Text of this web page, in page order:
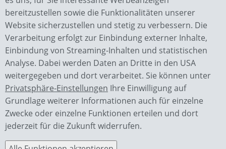
Wächter GmbH
Bauunternehmen
Piesauer Str. 4a
98724 Neuhaus OT Lichte
Kontakt
0049 36701 / 2770
info@waechterbau.de
bereitzustellen sowie die Funktionalitäten unserer
Website sicherzustellen und stetig zu verbessern. Die
Verarbeitung erfolgt zur Einbindung externer Inhalte,
Einbindung von Streaming-Inhalten und statistischen
Analyse. Dabei werden Daten an Dritte in den USA
weitergegeben und dort verarbeitet. Sie können unter
Privatsphäre-Einstellungen Ihre Einwilligung auf
Grundlage weiterer Informationen auch für einzelne
Zwecke oder einzelne Funktionen erteilen und dort
jederzeit für die Zukunft widerrufen.